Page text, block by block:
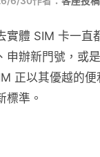
實體 SIM 卡一直
申辦新門號，或
正以其優越的
標準。